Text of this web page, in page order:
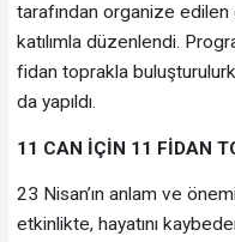
tarafından organize edilen
katılımla düzenlendi.
fidan toprakla
da yapıldı.
11 CAN İÇİN 11 FİDAN
23 Nisan’ın anlam ve
etkinlikte, hayatını